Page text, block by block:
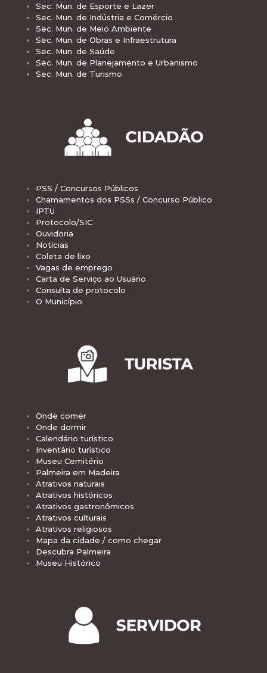
Sec. Mun. de Esporte e Lazer
Sec. Mun. de Indústria e Comércio
Sec. Mun. de Meio Ambiente
Sec. Mun. de Obras e Infraestrutura
Sec. Mun. de Saúde
Sec. Mun. de Planejamento e Urbanismo
Sec. Mun. de Turismo
PSS / Concursos Públicos
Chamamentos dos PSSs / Concurso Público
IPTU
Protocolo/SIC
Ouvidoria
Notícias
Coleta de lixo
Vagas de emprego
Carta de Serviço ao Usuário
Consulta de protocolo
O Município
Onde comer
Onde dormir
Calendário turístico
Inventário turístico
Museu Cemitério
Palmeira em Madeira
Atrativos naturais
Atrativos históricos
Atrativos gastronômicos
Atrativos culturais
Atrativos religiosos
Mapa da cidade / como chegar
Descubra Palmeira
Museu Histórico